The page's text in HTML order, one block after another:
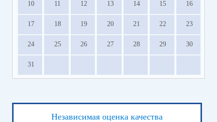
10 11 12 13 14 15 16
17 18 19 20 21 22 23
24 25 26 27 28 29 30
31
Независимая оценка качества